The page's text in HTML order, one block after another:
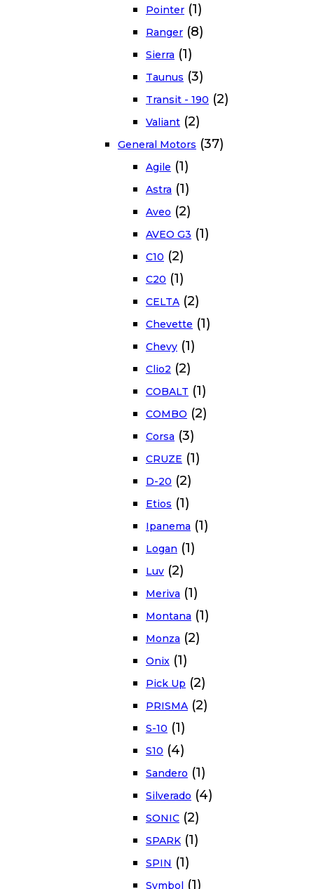
Pointer (1)
Ranger (8)
Sierra (1)
Taunus (3)
Transit - 190 (2)
Valiant (2)
General Motors (37)
Agile (1)
Astra (1)
Aveo (2)
AVEO G3 (1)
C10 (2)
C20 (1)
CELTA (2)
Chevette (1)
Chevy (1)
Clio2 (2)
COBALT (1)
COMBO (2)
Corsa (3)
CRUZE (1)
D-20 (2)
Etios (1)
Ipanema (1)
Logan (1)
Luv (2)
Meriva (1)
Montana (1)
Monza (2)
Onix (1)
Pick Up (2)
PRISMA (2)
S-10 (1)
S10 (4)
Sandero (1)
Silverado (4)
SONIC (2)
SPARK (1)
SPIN (1)
Symbol (1)